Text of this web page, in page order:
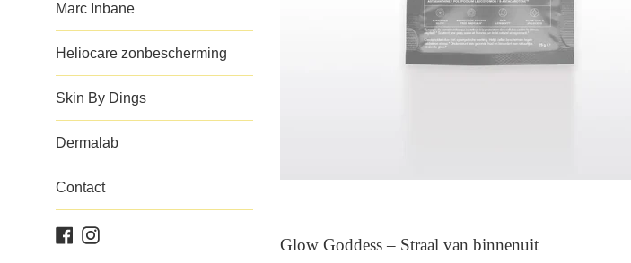
Marc Inbane
Heliocare zonbescherming
Skin By Dings
Dermalab
Contact
Facebook
Instagram
Glow Goddess – Straal van binnenuit